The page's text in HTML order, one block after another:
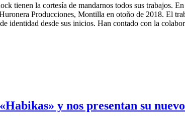
tienen la cortesía de mandarnos todos sus trabajos.
Producciones, Montilla en otoño de 2018. El
identidad desde sus inicios. Han contado con la
y nos presentan su